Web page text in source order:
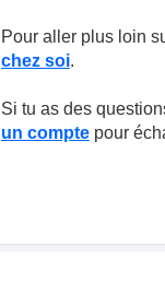
Pour aller plus loin
chez soi.
Si tu as des
un comptepour